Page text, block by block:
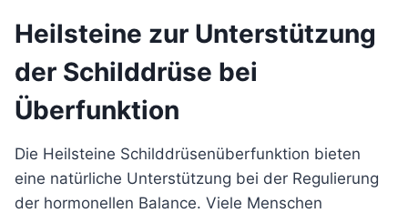
Heilsteine zur Unterstützung
der Schilddrüse bei
Überfunktion
Die Heilsteine Schilddrüsenüberfunktion bieten
eine natürliche Unterstützung bei der Regulierung
der hormonellen Balance. Viele Menschen